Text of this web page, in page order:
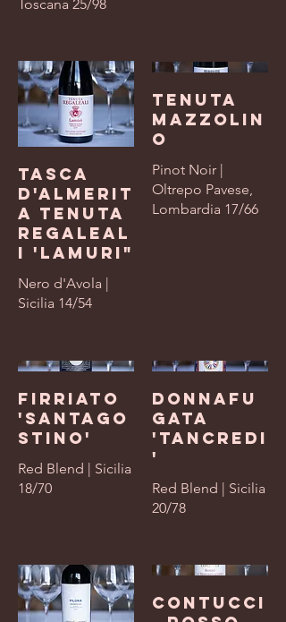
Toscana 25/98
Tasca
d'Almerit
a Tenuta
Regaleal
i 'Lamuri"
Nero d'Avola |
Sicilia 14/54
Tenuta
Mazzolin
o
Pinot Noir |
Oltrepo Pavese,
Lombardia 17/66
Firriato
'Santago
stino'
Red Blend | Sicilia
18/70
Donnafu
gata
'Tancredi
'
Red Blend | Sicilia
20/78
Contucci